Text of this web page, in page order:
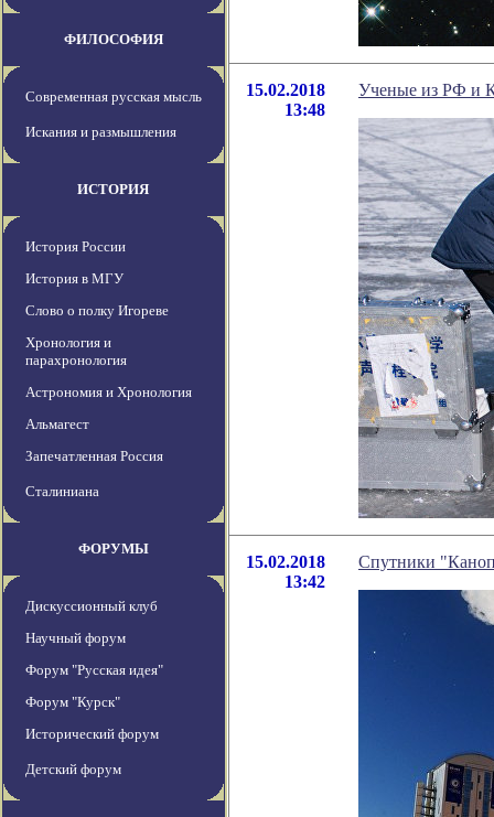
ФИЛОСОФИЯ
Современная русская мысль
Искания и размышления
ИСТОРИЯ
История России
История в МГУ
Слово о полку Игореве
Хронология и
парахронология
Астрономия и Хронология
Альмагест
Запечатленная Россия
Сталиниана
ФОРУМЫ
Дискуссионный клуб
Научный форум
Форум "Русская идея"
Форум "Курск"
Исторический форум
Детский форум
15.02.2018
13:48
Ученые из РФ и
15.02.2018
13:42
Cпутники